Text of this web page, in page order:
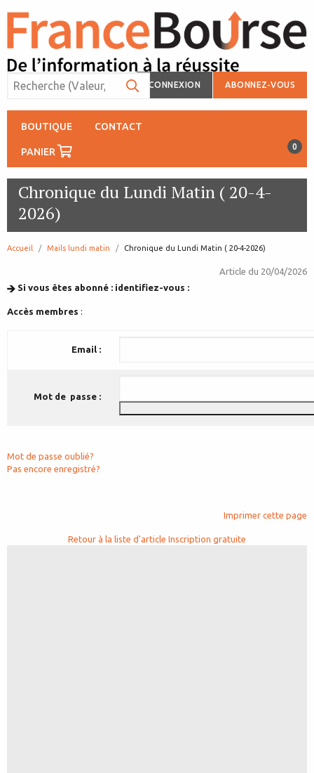
CONNEXION ABONNEZ-VOUS
BOUTIQUE CONTACT
PANIER 0
Chronique du Lundi Matin ( 20-4-
2026)
Accueil Mails lundi matin page:
Chronique du Lundi Matin ( 20-4-2026)
Article du 20/04/2026
Si vous êtes abonné : identifiez-vous :
Accès membres :
Email :
Mot de passe :
Mot de passe oublié?
Pas encore enregistré?
Imprimer cette page
Retour à la liste d'article Inscription gratuite